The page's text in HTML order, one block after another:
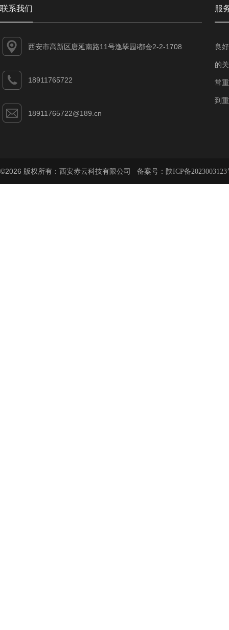
联系我们
西安市高新区唐延南路11号逸翠园i都会2-2-1708
18911765722
18911765722@189.cn
服
良
的
常
到
©2026 版权所有：西安赤云科技有限公司 备案号： 陕ICP备